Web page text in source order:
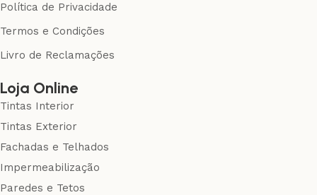
Política de Privacidade
Termos e Condições
Livro de Reclamações
Loja Online
Tintas Interior
Tintas Exterior
Fachadas e Telhados
Impermeabilização
Paredes e Tetos